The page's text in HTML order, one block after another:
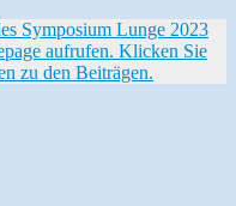
Symposium Lunge 2023
aufrufen. Klicken Sie
zu den Beiträgen.